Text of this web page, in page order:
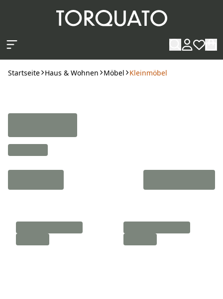
Startseite Haus & Wohnen Möbel Kleinmöbel